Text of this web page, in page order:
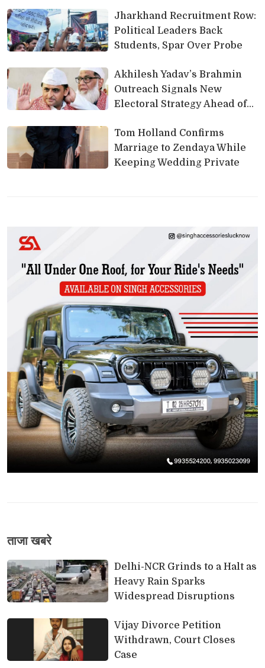
Jharkhand Recruitment Row:
Political Leaders Back
Students, Spar Over Probe
Akhilesh Yadav’s Brahmin
Outreach Signals New
Electoral Strategy Ahead of
Tom Holland Confirms
Marriage to Zendaya While
Keeping Wedding Private
ताजा खबरे
Delhi-NCR Grinds to a Halt as
Heavy Rain Sparks
Widespread Disruptions
Vijay Divorce Petition
Withdrawn, Court Closes
Case